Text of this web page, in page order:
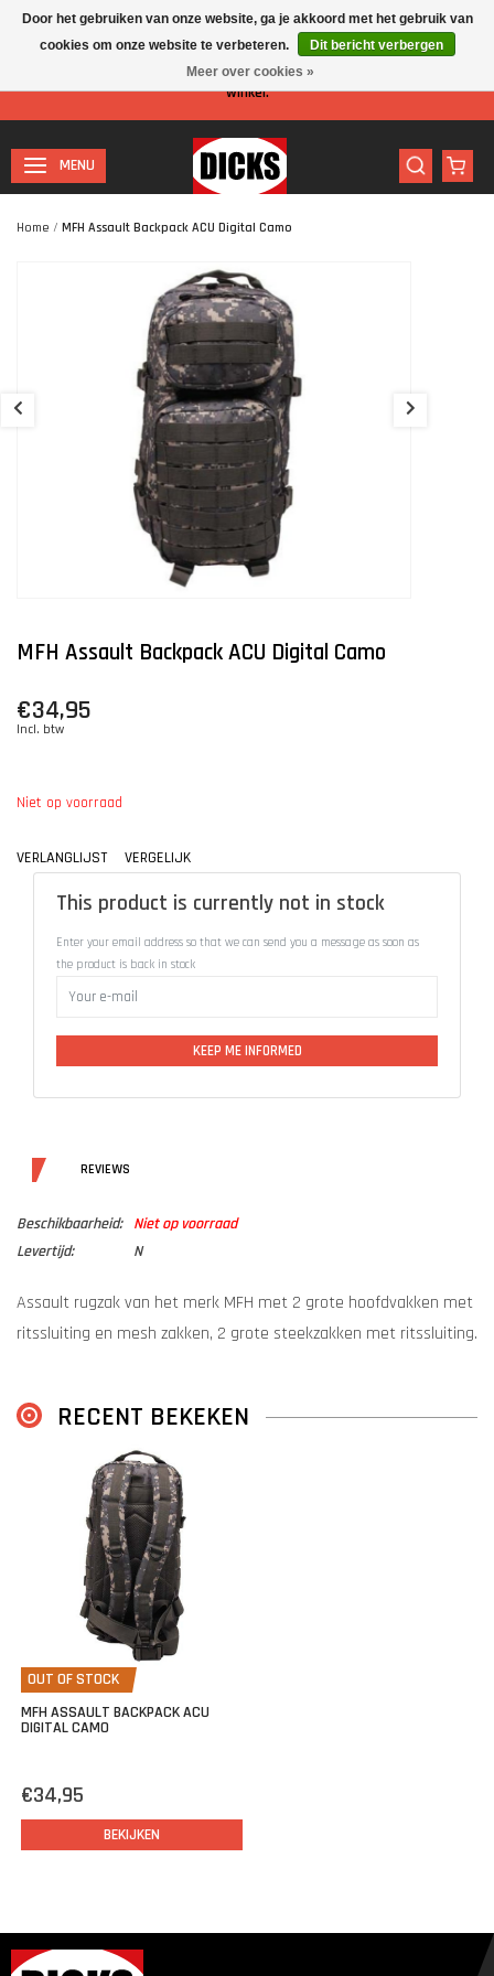
Let op: I.v.m. de zomervakantie is er minder personeel aanwezig in de
winkel.
MENU
Home / MFH Assault Backpack ACU Digital Camo
MFH Assault Backpack ACU Digital Camo
€34,95
Incl. btw
Niet op voorraad
VERLANGLIJST VERGELIJK
This product is currently not in stock
Enter your email address so that we can send you a message as soon as
the product is back in stock
KEEP ME INFORMED
DETAILSREVIEWS
Beschikbaarheid:
Niet op voorraad
Levertijd:
N
Assault rugzak van het merk MFH met 2 grote hoofdvakken met
ritssluiting en mesh zakken, 2 grote steekzakken met ritssluiting.
Verschillende MOLLE bevestigingspunten, draaggreep, ademende
rugpand. Inhoud 30 Liter. Materiaal: 100% polyester. maat: Rugzak
45 x 25 x 20 cm
RECENT BEKEKEN
OUT OF STOCK
MFH ASSAULT BACKPACK ACU
DIGITAL CAMO
€34,95
BEKIJKEN
Door het gebruiken van onze website, ga je akkoord met het gebruik van
cookies om onze website te verbeteren.
Dit bericht verbergen
Meer over cookies »